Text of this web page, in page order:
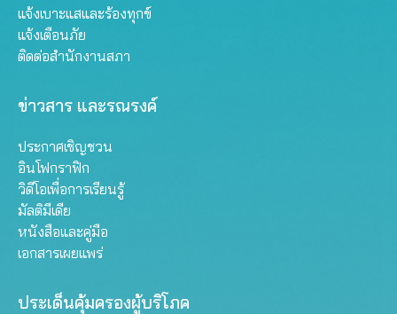
แจ้งเบาะแสและร้องทุกข์
แจ้งเตือนภัย
ติดต่อสำนักงานสภา
ข่าวสาร และรณรงค์
ประกาศเชิญชวน
อินโฟกราฟิก
วิดีโอเพื่อการเรียนรู้
มัลติมีเดีย
หนังสือและคู่มือ
เอกสารเผยแพร่
ประเด็นคุ้มครองผู้บริโภค